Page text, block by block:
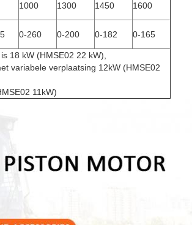
1000 1300 1450 1600
0-260 0-200 0-182 0-165
18 kW (HMSE02 22 kW),
variabele verplaatsing 12kW (HMSE02
11kW)